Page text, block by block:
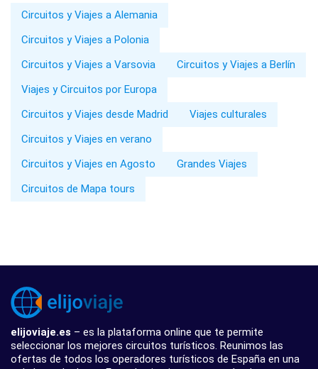
Circuitos y Viajes a Alemania
Circuitos y Viajes a Polonia
Circuitos y Viajes a Varsovia
Circuitos y Viajes a Berlín
Viajes y Circuitos por Europa
Circuitos y Viajes desde Madrid
Viajes culturales
Circuitos y Viajes en verano
Circuitos y Viajes en Agosto
Grandes Viajes
Circuitos de Mapa tours
elijoviaje.es – es la plataforma online que te permite
seleccionar los mejores circuitos turísticos. Reunimos las
ofertas de todos los operadores turísticos de España en una